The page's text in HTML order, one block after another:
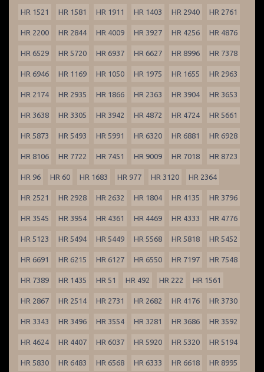
HR 1521 HR 1581 HR 1911 HR 1403 HR 2940 HR 2761
HR 2200 HR 2844 HR 4009 HR 3927 HR 4256 HR 4876
HR 6529 HR 5720 HR 6937 HR 6627 HR 8996 HR 7378
HR 6946 HR 1169 HR 1050 HR 1975 HR 1655 HR 2963
HR 2174 HR 2935 HR 1866 HR 2363 HR 3904 HR 3653
HR 3638 HR 3305 HR 3942 HR 4872 HR 4724 HR 5661
HR 5873 HR 5493 HR 5991 HR 6320 HR 6881 HR 6928
HR 8106 HR 7722 HR 7451 HR 9009 HR 7018 HR 8723
HR 96 HR 60 HR 1683 HR 977 HR 3120 HR 2364
HR 2521 HR 2928 HR 2632 HR 1804 HR 4135 HR 3796
HR 3545 HR 3954 HR 4361 HR 4469 HR 4333 HR 4776
HR 5123 HR 5494 HR 5449 HR 5568 HR 5818 HR 5452
HR 6691 HR 6215 HR 6127 HR 6550 HR 7197 HR 7548
HR 7389 HR 1435 HR 51 HR 492 HR 222 HR 1561
HR 2867 HR 2514 HR 2731 HR 2682 HR 4176 HR 3730
HR 3343 HR 3496 HR 3554 HR 3281 HR 3686 HR 3592
HR 4624 HR 4407 HR 6037 HR 5920 HR 5320 HR 5194
HR 5830 HR 6483 HR 6568 HR 6333 HR 6618 HR 8995